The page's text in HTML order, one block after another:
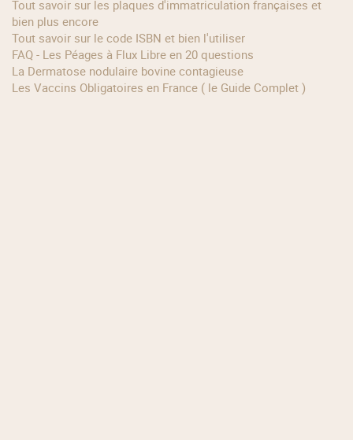
Tout savoir sur les plaques d'immatriculation françaises et
bien plus encore
Tout savoir sur le code ISBN et bien l'utiliser
FAQ - Les Péages à Flux Libre en 20 questions
La Dermatose nodulaire bovine contagieuse
Les Vaccins Obligatoires en France ( le Guide Complet )